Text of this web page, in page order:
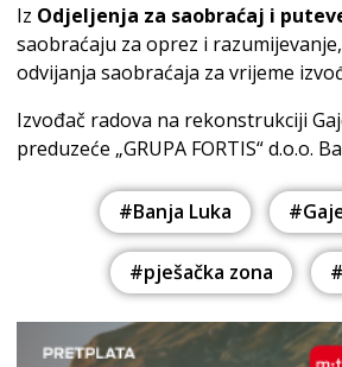
Iz Odjeljenja za saobraćaj i
saobraćaju za oprez i
odvijanja saobraćaja za vrijeme
Izvođač radova na rekonstrukciji
preduzeće „GRUPA FORTIS“ d.o.o.
#Banja Luka
#pješačka zona